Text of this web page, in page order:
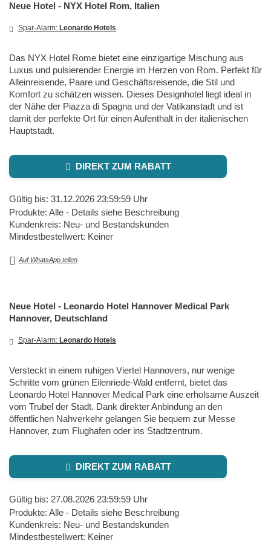
Neue Hotel - NYX Hotel Rom, Italien
Spar-Alarm: Leonardo Hotels
Das NYX Hotel Rome bietet eine einzigartige Mischung aus
Luxus und pulsierender Energie im Herzen von Rom. Perfekt für
Alleinreisende, Paare und Geschäftsreisende, die Stil und
Komfort zu schätzen wissen. Dieses Designhotel liegt ideal in
der Nähe der Piazza di Spagna und der Vatikanstadt und ist
damit der perfekte Ort für einen Aufenthalt in der italienischen
Hauptstadt.
DIREKT ZUM RABATT
Gültig bis: 31.12.2026 23:59:59 Uhr
Produkte: Alle - Details siehe Beschreibung
Kundenkreis: Neu- und Bestandskunden
Mindestbestellwert: Keiner
Auf WhatsApp teilen
Neue Hotel - Leonardo Hotel Hannover Medical Park
Hannover, Deutschland
Spar-Alarm: Leonardo Hotels
Versteckt in einem ruhigen Viertel Hannovers, nur wenige
Schritte vom grünen Eilenriede-Wald entfernt, bietet das
Leonardo Hotel Hannover Medical Park eine erholsame Auszeit
vom Trubel der Stadt. Dank direkter Anbindung an den
öffentlichen Nahverkehr gelangen Sie bequem zur Messe
Hannover, zum Flughafen oder ins Stadtzentrum.
DIREKT ZUM RABATT
Gültig bis: 27.08.2026 23:59:59 Uhr
Produkte: Alle - Details siehe Beschreibung
Kundenkreis: Neu- und Bestandskunden
Mindestbestellwert: Keiner